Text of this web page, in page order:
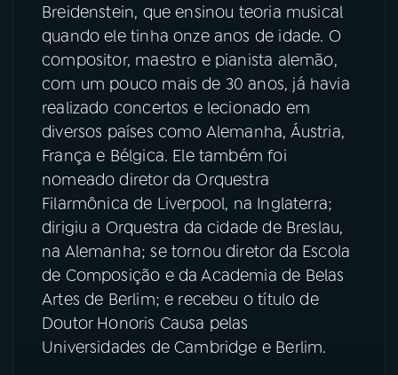
Breidenstein, que ensinou teoria musical
quando ele tinha onze anos de idade. O
compositor, maestro e pianista alemão,
com um pouco mais de 30 anos, já havia
realizado concertos e lecionado em
diversos países como Alemanha, Áustria,
França e Bélgica. Ele também foi
nomeado diretor da Orquestra
Filarmônica de Liverpool, na Inglaterra;
dirigiu a Orquestra da cidade de Breslau,
na Alemanha; se tornou diretor da Escola
de Composição e da Academia de Belas
Artes de Berlim; e recebeu o título de
Doutor Honoris Causa pelas
Universidades de Cambridge e Berlim.